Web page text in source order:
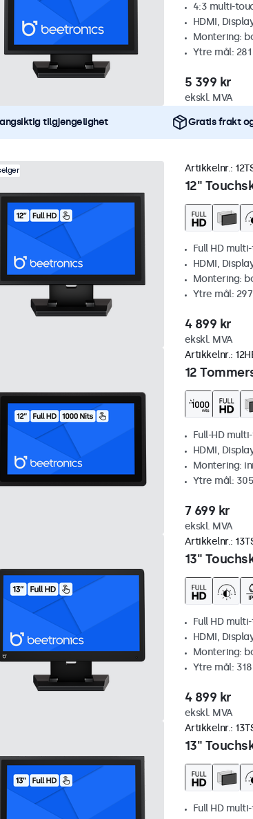
4:3 multi-
HDMI,
Montering:
Ytre mål:
5 399 kr
ekskl. MVA
tilgjengelighet Gratis frakt
12"
Artikkelnr.:
Full HD
HDMI,
Montering:
Ytre mål:
4 899 kr
ekskl. MVA
12
Artikkelnr.:
Full-HD
HDMI,
Montering:
Ytre mål:
7 699 kr
ekskl. MVA
13"
Artikkelnr.:
Full HD
HDMI,
Montering:
Ytre mål:
4 899 kr
ekskl. MVA
13"
Artikkelnr.:
Full HD